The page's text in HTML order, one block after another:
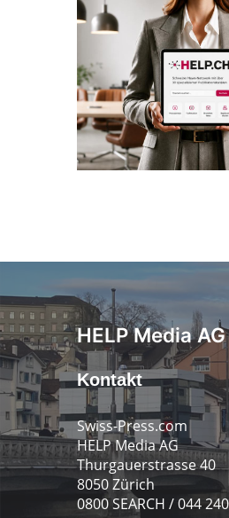
HELP Media
Kontakt
Swiss-Press.com
HELP Media AG
Thurgauerstrasse 40
8050 Zürich
0800 SEARCH / 044